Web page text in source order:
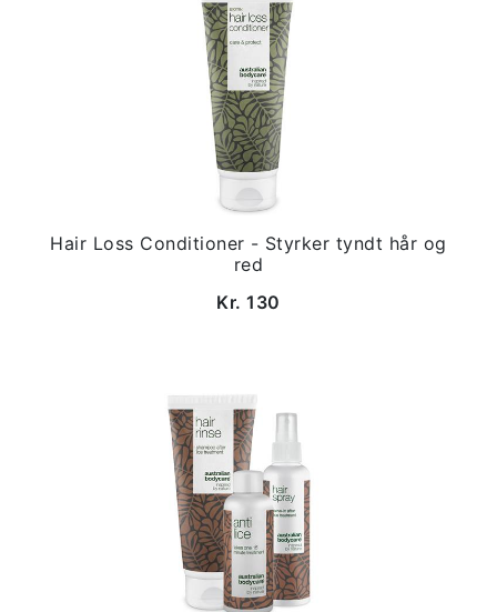
Hair Loss Conditioner - Styrker tyndt hår og
red
Kr. 130